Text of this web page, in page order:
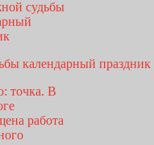
календарный праздник